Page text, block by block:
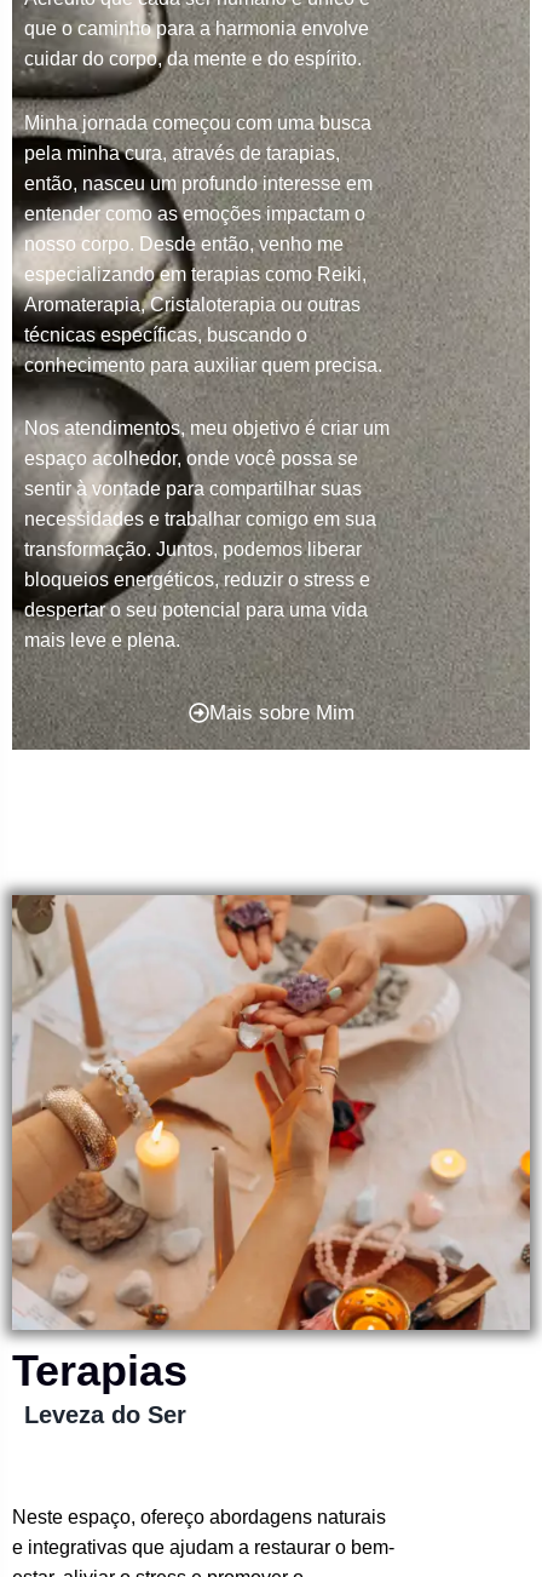
que o caminho para a harmonia envolve
cuidar do corpo, da mente e do espírito.
Minha jornada começou com uma busca
pela minha cura, através de tarapias,
então, nasceu um profundo interesse em
entender como as emoções impactam o
nosso corpo. Desde então, venho me
especializando em terapias como Reiki,
Aromaterapia, Cristaloterapia ou outras
técnicas específicas, buscando o
conhecimento para auxiliar quem precisa.
Nos atendimentos, meu objetivo é criar um
espaço acolhedor, onde você possa se
sentir à vontade para compartilhar suas
necessidades e trabalhar comigo em sua
transformação. Juntos, podemos liberar
bloqueios energéticos, reduzir o stress e
despertar o seu potencial para uma vida
mais leve e plena.
Mais sobre Mim
Terapias
Leveza do Ser
Neste espaço, ofereço abordagens naturais
e integrativas que ajudam a restaurar o bem-